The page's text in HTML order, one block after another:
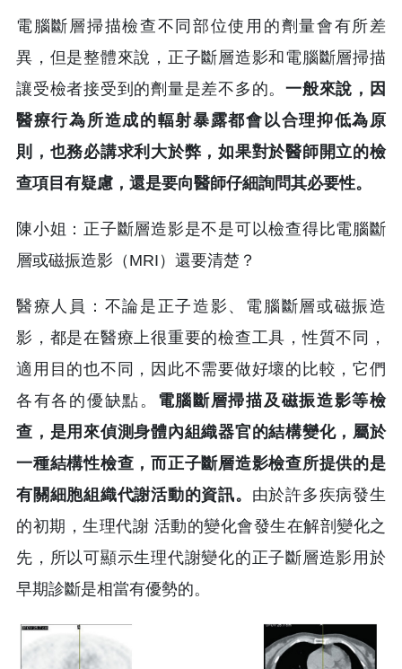
電腦斷層掃描檢查不同部位使用的劑量會有所差
異，但是整體來說，正子斷層造影和電腦斷層掃描
讓受檢者接受到的劑量是差不多的。一般來說，因
醫療行為所造成的輻射暴露都會以合理抑低為原
則，也務必講求利大於弊，如果對於醫師開立的檢
查項目有疑慮，還是要向醫師仔細詢問其必要性。
陳小姐：正子斷層造影是不是可以檢查得比電腦斷
層或磁振造影（MRI）還要清楚？
醫療人員：不論是正子造影、電腦斷層或磁振造
影，都是在醫療上很重要的檢查工具，性質不同，
適用目的也不同，因此不需要做好壞的比較，它們
各有各的優缺點。 電腦斷層掃描及磁振造影等檢
查，是用來偵測身體內組織器官的結構變化，屬於
一種結構性檢查，而正子斷層造影檢查所提供的是
有關細胞組織代謝活動的資訊。 由於許多疾病發生
的初期，生理代謝 活動的變化會發生在解剖變化之
先，所以可顯示生理代謝變化的正子斷層造影用於
早期診斷是相當有優勢的。